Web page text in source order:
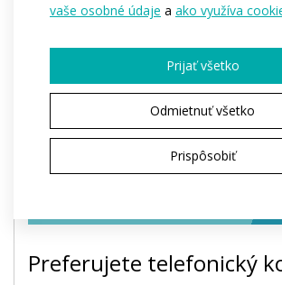
vaše osobné údaje a ako využíva
Prijať všetko
Odmietnuť všetko
Prispôsobiť
Pole označené * je povinné.
Odoslaním súhlasím so spracovaním
na účely poskytnutia ponuky
Preferujete telefonický